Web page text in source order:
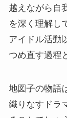
越えながら自
を深く理解し
アイドル活動
つめ直す過程
地図子の物語
織りなすドラ